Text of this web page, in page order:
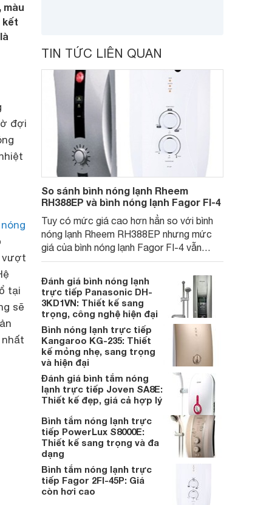
màu
kết
đợi
vượt
tại
sẽ
TIN TỨC LIÊN QUAN
So sánh bình nóng lạnh Rheem
RH388EP và bình nóng lạnh Fagor FI-4
Tuy có mức giá cao hơn hẳn so với bình
nóng lạnh Rheem RH388EP nhưng mức
giá của bình nóng lạnh Fagor FI-4 vẫn
được coi là khá hợp lý do thiết kế khá đẹp
Đánh giá bình nóng lạnh
trực tiếp Panasonic DH-
3KD1VN: Thiết kế sang
trọng, công nghệ hiện đại
Bình nóng lạnh trực tiếp
Kangaroo KG-235: Thiết
kế mỏng nhẹ, sang trọng
và hiện đại
Đánh giá bình tắm nóng
lạnh trực tiếp Joven SA8E:
Thiết kế đẹp, giá cả hợp lý
Bình tắm nóng lạnh trực
tiếp PowerLux S8000E:
Thiết kế sang trọng và đa
dạng
Bình tắm nóng lạnh trực
tiếp Fagor 2FI-45P: Giá
còn hơi cao